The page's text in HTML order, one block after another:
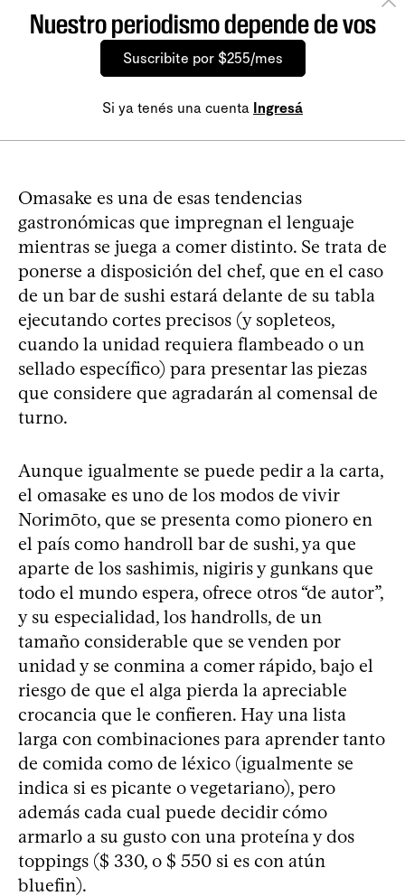
Nuestro periodismo depende de vos
Suscribite por $255/mes
Si ya tenés una cuenta Ingresá
Omasake es una de esas tendencias
gastronómicas que impregnan el lenguaje
mientras se juega a comer distinto. Se trata de
ponerse a disposición del chef, que en el caso
de un bar de sushi estará delante de su tabla
ejecutando cortes precisos (y sopleteos,
cuando la unidad requiera flambeado o un
sellado específico) para presentar las piezas
que considere que agradarán al comensal de
turno.
Aunque igualmente se puede pedir a la carta,
el omasake es uno de los modos de vivir
Norimōto, que se presenta como pionero en
el país como handroll bar de sushi, ya que
aparte de los sashimis, nigiris y gunkans que
todo el mundo espera, ofrece otros “de autor”,
y su especialidad, los handrolls, de un
tamaño considerable que se venden por
unidad y se conmina a comer rápido, bajo el
riesgo de que el alga pierda la apreciable
crocancia que le confieren. Hay una lista
larga con combinaciones para aprender tanto
de comida como de léxico (igualmente se
indica si es picante o vegetariano), pero
además cada cual puede decidir cómo
armarlo a su gusto con una proteína y dos
toppings ($ 330, o $ 550 si es con atún
bluefin).